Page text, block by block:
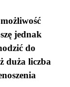
jednak
do
duża liczba